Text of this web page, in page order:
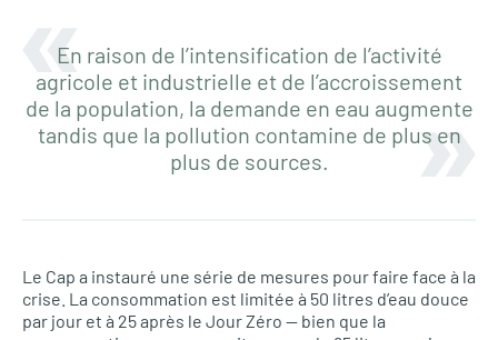
En raison de l’intensification de l’activité
agricole et industrielle et de l’accroissement
de la population, la demande en eau augmente
tandis que la pollution contamine de plus en
plus de sources.
Le Cap a instauré une série de mesures pour faire face à la
crise. La consommation est limitée à 50 litres d’eau douce
par jour et à 25 après le Jour Zéro — bien que la